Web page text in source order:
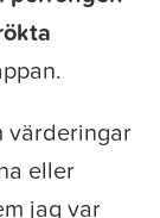
värderingar
eller
jag var